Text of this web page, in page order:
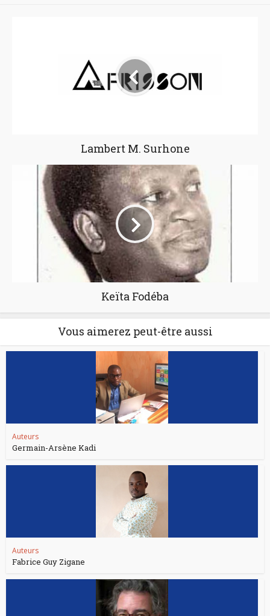
Lambert M. Surhone
Keïta Fodéba
Vous aimerez peut-être aussi
Auteurs
Germain-Arsène Kadi
Auteurs
Fabrice Guy Zigane